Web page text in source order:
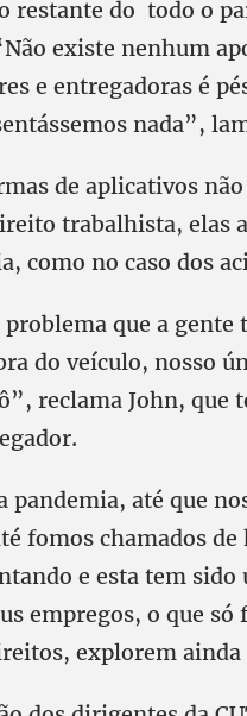
restante do todo o
existe nenhum
e entregadoras é
nada”,
de aplicativos
trabalhista, elas
como no caso dos
problema que a
do veículo, nosso
reclama John, que
pandemia, até que
fomos chamados
e esta tem
empregos, o que só
explorem ainda